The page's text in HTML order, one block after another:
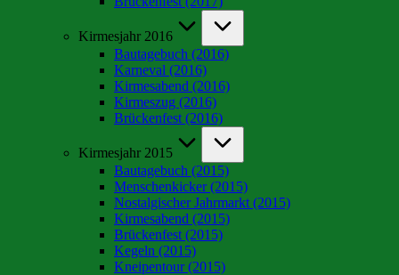
Kirmesjahr 2016
Bautagebuch (2016)
Karneval (2016)
Kirmesabend (2016)
Kirmeszug (2016)
Brückenfest (2016)
Kirmesjahr 2015
Bautagebuch (2015)
Menschenkicker (2015)
Nostalgischer Jahrmarkt (2015)
Kirmesabend (2015)
Brückenfest (2015)
Kegeln (2015)
Kneipentour (2015)